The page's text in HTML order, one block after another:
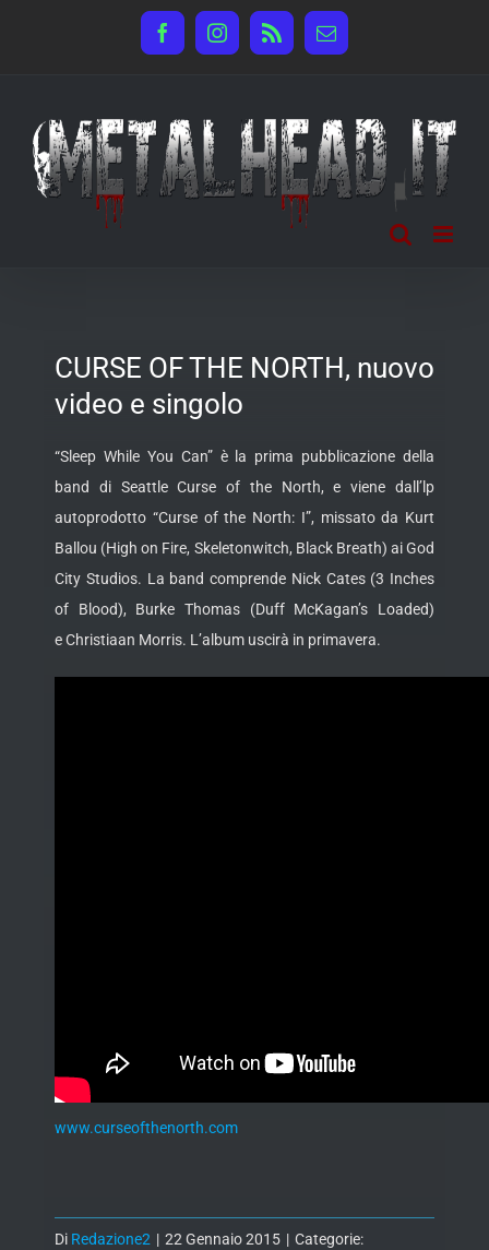
FacebookInstagram
Rss Email
CURSE OF THE NORTH, nuovo
video e singolo
“Sleep While You Can” è la prima pubblicazione della
band di Seattle Curse of the North, e viene dall’lp
autoprodotto “Curse of the North: I”, missato da Kurt
Ballou (High on Fire, Skeletonwitch, Black Breath) ai God
City Studios. La band comprende Nick Cates (3 Inches
of Blood), Burke Thomas (Duff McKagan’s Loaded)
e Christiaan Morris. L’album uscirà in primavera.
www.curseofthenorth.com
Di Redazione2 | 22 Gennaio 2015 | Categorie: